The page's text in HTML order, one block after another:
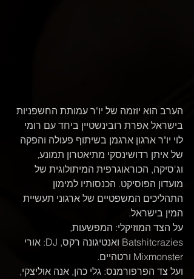
הערב הוא יוזמה של יו"ר עמותת החשפניות
בישראל אפרת רובינשטיין ביחד עם רומי
לוי יו"ר ארגון ארגמן בשיתוף פעולה והפקה
של איתן רדושינסקי מתיאטרון תמונע,
וג'סיקה, הכוראוגרפית המיתולוגית של
מועדון הפוסיקט. הכנסותיו למימון
התהליכים המשפטיים של ארגוני תעשיית
המין בישראל.
על הצד המוזיקלי: המפשעות,
Batshitcrazies ואנטיגונה רקס, DJ: אורי
Mixmonster ורטהיים.
ועל צד הפרפורמנס: גלי כהן, אנה אוליצקי,